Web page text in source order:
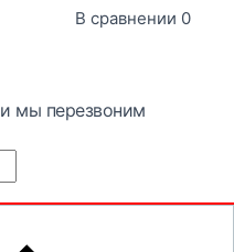
В сравнении 0
мы перезвоним